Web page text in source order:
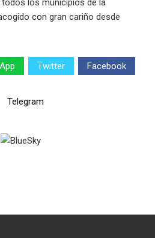
los municipios de la
con gran cariño desde
Twitter Facebook